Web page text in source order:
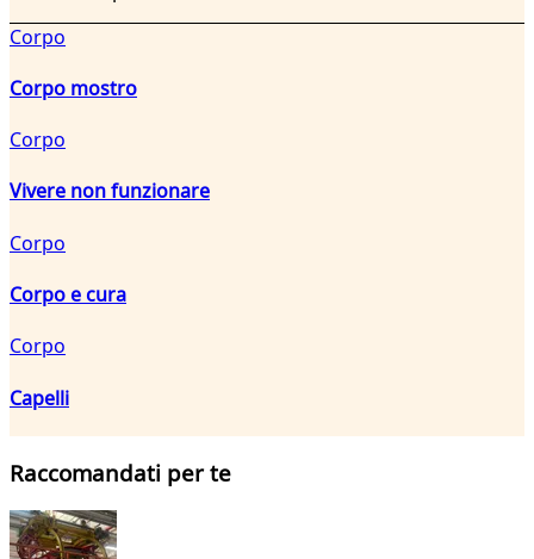
Corpo
Corpo mostro
Corpo
Vivere non funzionare
Corpo
Corpo e cura
Corpo
Capelli
Raccomandati per te